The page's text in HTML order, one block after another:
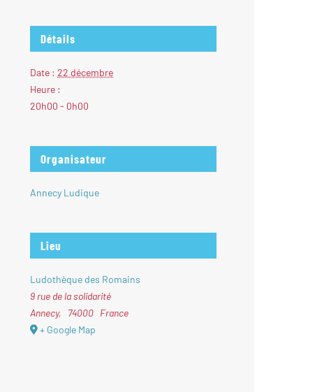
Détails
Date : 22 décembre
Heure :
20h00 - 0h00
Organisateur
Annecy Ludique
Lieu
Ludothèque des Romains
9 rue de la solidarité
Annecy, 74000 France
+ Google Map